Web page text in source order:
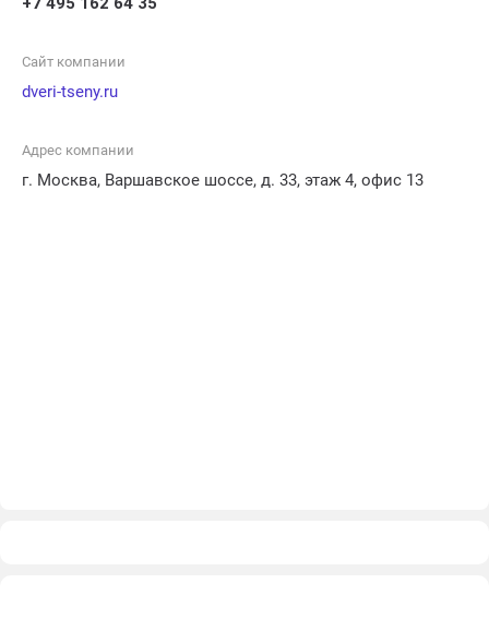
Сайт компании
dveri-tseny.ru
Адрес компании
г. Москва, Варшавское шоссе, д. 33, этаж 4, офис 13